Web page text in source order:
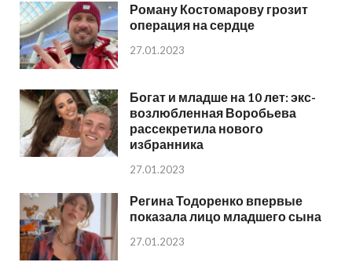
Роману Костомарову грозит
операция на сердце
27.01.2023
Богат и младше на 10 лет: экс-
возлюбленная Воробьева
рассекретила нового
избранника
27.01.2023
Регина Тодоренко впервые
показала лицо младшего сына
27.01.2023